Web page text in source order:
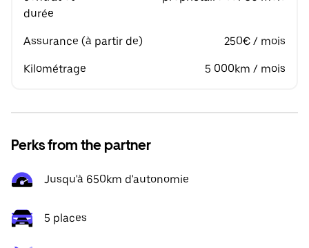
durée
Assurance (à partir de) 250€ / mois
Kilométrage 5 000km / mois
Perks from the partner
Jusqu'à 650km d'autonomie
5 places